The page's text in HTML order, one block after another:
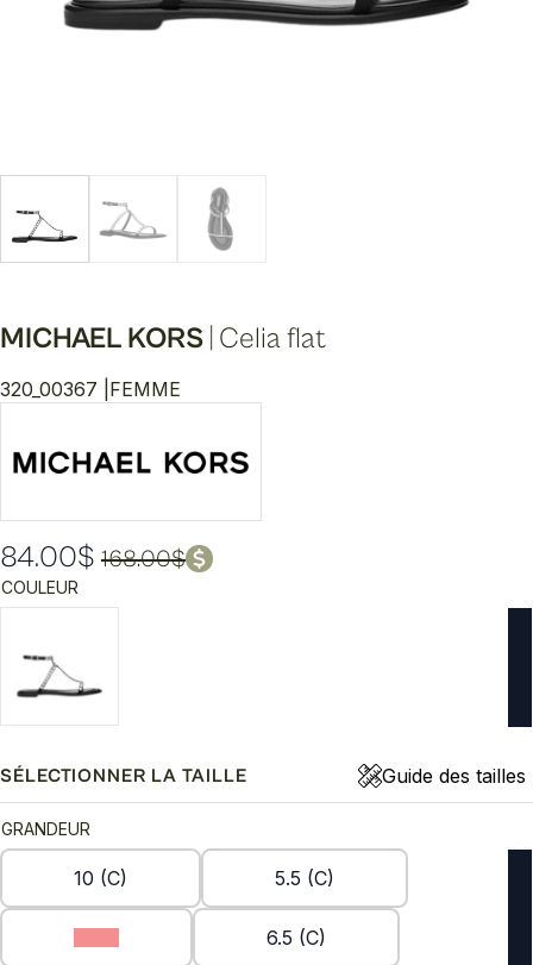
MICHAEL KORS Celia flat
320_00367 | FEMME
168.00$
Le
prix
initial
était :
168.00$.
84.00$
Le
prix
actuel
est :
84.00$.
COULEUR
SÉLECTIONNER LA TAILLE Guide des tailles
GRANDEUR
10 (C) 5.5 (C)
6.5 (C)